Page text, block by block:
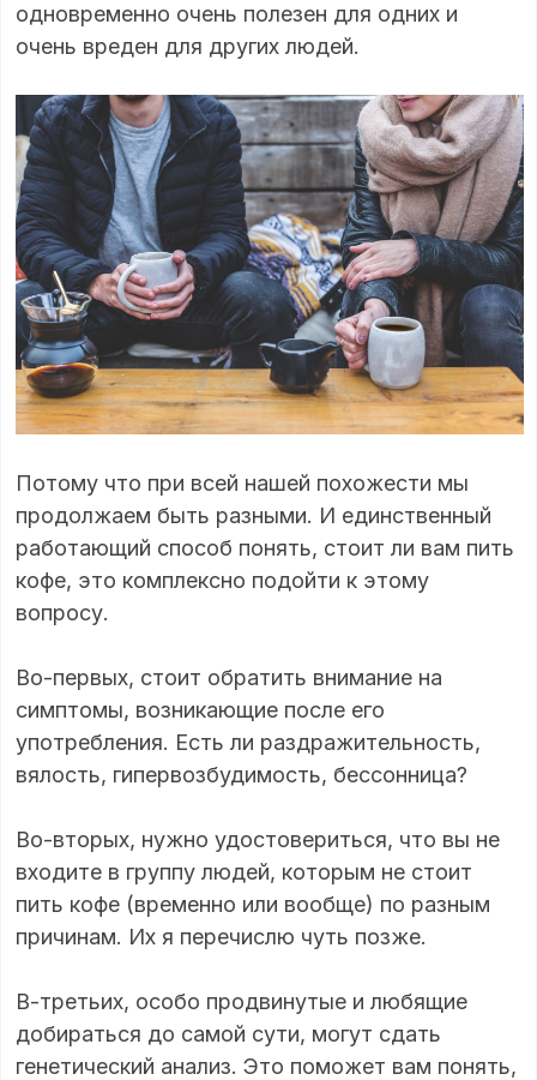
одновременно очень полезен для одних и
очень вреден для других людей.
Потому что при всей нашей похожести мы
продолжаем быть разными. И единственный
работающий способ понять, стоит ли вам пить
кофе, это комплексно подойти к этому
вопросу.
Во-первых, стоит обратить внимание на
симптомы, возникающие после его
употребления. Есть ли раздражительность,
вялость, гипервозбудимость, бессонница?
Во-вторых, нужно удостовериться, что вы не
входите в группу людей, которым не стоит
пить кофе (временно или вообще) по разным
причинам. Их я перечислю чуть позже.
В-третьих, особо продвинутые и любящие
добираться до самой сути, могут сдать
генетический анализ. Это поможет вам понять,